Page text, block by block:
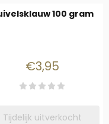
100 gram
Prijs: 3,95
€3,95
Tijdelijk uitverkocht